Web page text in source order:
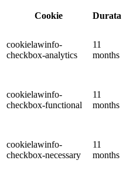
Cookie Durata
cookielawinfo-
checkbox-analytics
11
months
cookielawinfo-
checkbox-functional
11
months
cookielawinfo-
checkbox-necessary
11
months